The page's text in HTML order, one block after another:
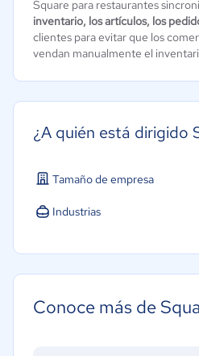
Square para restaurantes
inventario, los artículos, los
clientes para evitar que los
vendan manualmente el
¿A quién está dirigido
Tamaño de empresa
Industrias
Conoce más de